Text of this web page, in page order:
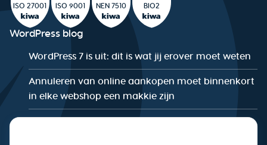
ISO 27001 ISO 9001 NEN 7510 BIO2
WordPress blog
WordPress 7 is uit: dit is wat jij erover moet weten
Annuleren van online aankopen moet binnenkort
in elke webshop een makkie zijn
De WordPress Security Checklist: Is jouw website